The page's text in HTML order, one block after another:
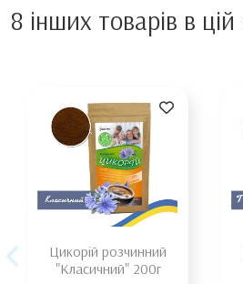
8 інших товарів в цій
Цикорій розчинний
"Класичний" 200г